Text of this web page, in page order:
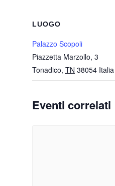
LUOGO
Palazzo Scopoli
Piazzetta Marzollo, 3
Tonadico, TN 38054 Italia
Eventi correlati